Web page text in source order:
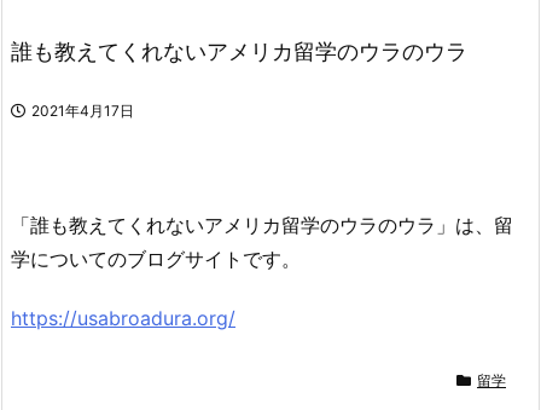
誰も教えてくれないアメリカ留学のウラのウラ
2021年4月17日
「誰も教えてくれないアメリカ留学のウラのウラ」は、留
学についてのブログサイトです。
https://usabroadura.org/
留学